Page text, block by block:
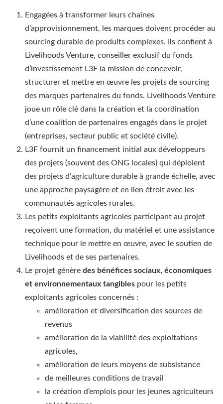
Engagées à transformer leurs chaînes
d’approvisionnement, les marques doivent procéder au
sourcing durable de produits complexes. Ils confient à
Livelihoods Venture, conseiller exclusif du fonds
d’investissement L3F la mission de concevoir,
structurer et mettre en œuvre les projets de sourcing
des marques partenaires du fonds. Livelihoods Venture
joue un rôle clé dans la création et la coordination
d’une coalition de partenaires engagés dans le projet
(entreprises, secteur public et société civile).
L3F fournit un financement initial aux développeurs
des projets (souvent des ONG locales) qui déploient
des projets d’agriculture durable à grande échelle, avec
une approche paysagère et en lien étroit avec les
communautés agricoles rurales.
Les petits exploitants agricoles participant au projet
reçoivent une formation, du matériel et une assistance
technique pour le mettre en œuvre, avec le soutien de
Livelihoods et de ses partenaires.
Le projet génère des bénéfices sociaux, économiques
et environnementaux tangibles pour les petits
exploitants agricoles concernés :
amélioration et diversification des sources de
revenus
amélioration de la viabilité des exploitations
agricoles,
amélioration de leurs moyens de subsistance
de meilleures conditions de travail
la création d’emplois pour les jeunes agriculteurs